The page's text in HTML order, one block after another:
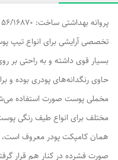
تخصصی آرایشی برای انواع تیپ
بسیار قوی داشته و به راحتی
حاوی رنگدانه‌های پودری بوده
مختلف برای انواع طیف رنگی
همان کامپکت پودر معروف
صورت فشرده‌ در کنار هم قرار